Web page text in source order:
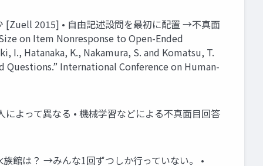
[Zuell 2015] • ⾃由記述設問を最初に配置 →不真⾯
on Item Nonresponse to Open-Ended
I., Hatanaka, K., Nakamura, S. and Komatsu, T.
Questions.” International Conference on Human-
よって異なる • 機械学習などによる不真⾯⽬回答
館は？ →みんな1回ずつしか⾏っていない。 •